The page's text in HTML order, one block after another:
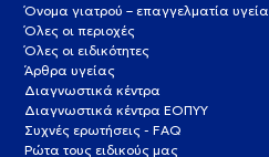
Όνομα γιατρού – επαγγελματία
Όλες οι περιοχές
Όλες οι ειδικότητες
Άρθρα υγείας
Διαγνωστικά κέντρα
Διαγνωστικά κέντρα ΕΟΠΥΥ
Συχνές ερωτήσεις - FAQ
Ρώτα τους ειδικούς μας